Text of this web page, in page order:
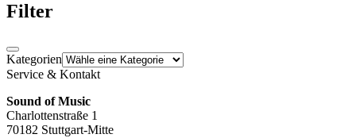
Filter
Kategorien
Service & Kontakt
Sound of Music
Charlottenstraße 1
70182 Stuttgart-Mitte